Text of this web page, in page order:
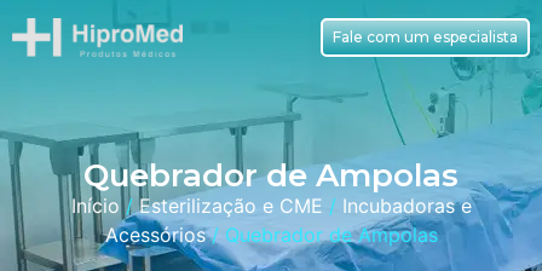
Fale com um especialista
Quebrador de Ampolas
Início /Esterilização e CME / Incubadoras e
Acessórios/ Quebrador de Ampolas